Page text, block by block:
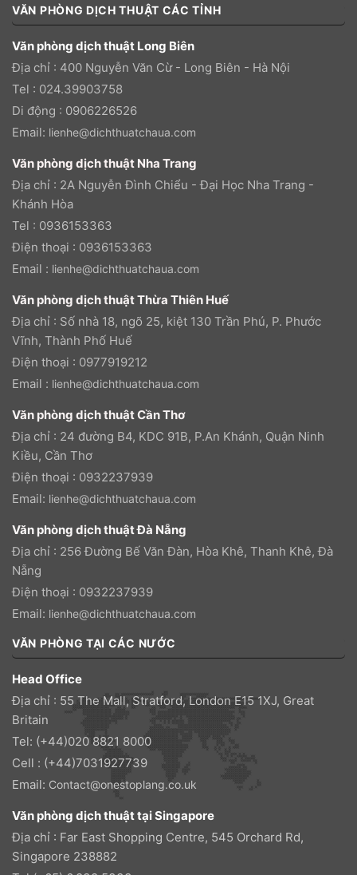
VĂN PHÒNG DỊCH THUẬT CÁC TỈNH
Văn phòng dịch thuật Long Biên
Địa chỉ : 400 Nguyễn Văn Cừ - Long Biên - Hà Nội
Tel : 024.39903758
Di động : 0906226526
Email: lienhe@dichthuatchaua.com
Văn phòng dịch thuật Nha Trang
Địa chỉ : 2A Nguyễn Đình Chiểu - Đại Học Nha Trang -
Khánh Hòa
Tel : 0936153363
Điện thoại : 0936153363
Email : lienhe@dichthuatchaua.com
Văn phòng dịch thuật Thừa Thiên Huế
Địa chỉ : Số nhà 18, ngõ 25, kiệt 130 Trần Phú, P. Phước
Vĩnh, Thành Phố Huế
Điện thoại : 0977919212
Email : lienhe@dichthuatchaua.com
Văn phòng dịch thuật Cần Thơ
Địa chỉ : 24 đường B4, KDC 91B, P.An Khánh, Quận Ninh
Kiều, Cần Thơ
Điện thoại : 0932237939
Email: lienhe@dichthuatchaua.com
Văn phòng dịch thuật Đà Nẵng
Địa chỉ : 256 Đường Bế Văn Đàn, Hòa Khê, Thanh Khê, Đà
Nẵng
Điện thoại : 0932237939
Email: lienhe@dichthuatchaua.com
VĂN PHÒNG TẠI CÁC NƯỚC
Head Office
Địa chỉ : 55 The Mall, Stratford, London E15 1XJ, Great
Britain
Tel: (+44)020 8821 8000
Cell : (+44)7031927739
Email: Contact@onestoplang.co.uk
Văn phòng dịch thuật tại Singapore
Địa chỉ : Far East Shopping Centre, 545 Orchard Rd,
Singapore 238882